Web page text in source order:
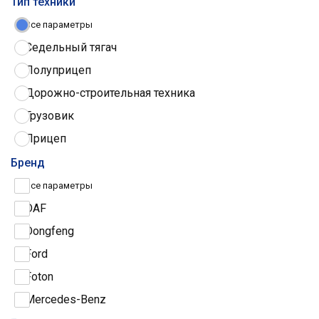
Все параметры
Седельный тягач
Полуприцеп
Дорожно-строительная техника
Грузовик
Прицеп
Трактор
Грузовые шины
Бренд
Все параметры
DAF
Dongfeng
Ford
Foton
Mercedes-Benz